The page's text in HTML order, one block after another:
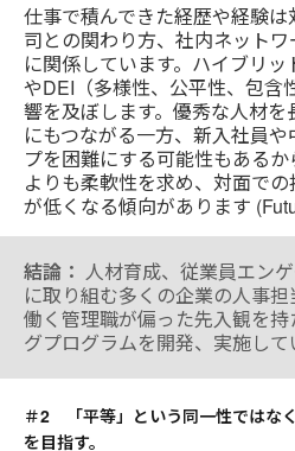
仕事で積んできた経歴や経験
司との関わり方、社内ネット
に関係しています。ハイブリ
やDEI（多様性、公平性、包含
響を及ぼします。優秀な人材
にもつながる一方、新入社員
プを困難にする可能性もある
よりも柔軟性を求め、対面で
が低くなる傾向があります
結論： 人材育成、従業員エン
に取り組む多くの企業の人事
働く管理職が偏った先入観を
グプログラムを開発、実施して
＃2 「平等」という同一性ではな
を目指す。